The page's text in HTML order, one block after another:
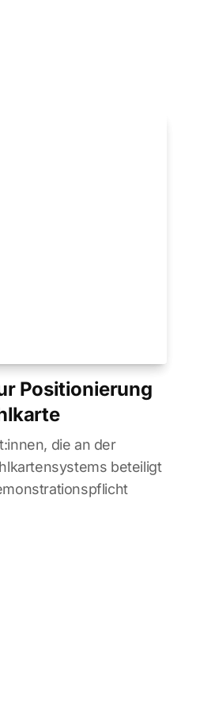
Positionierung
die an der
beteiligt